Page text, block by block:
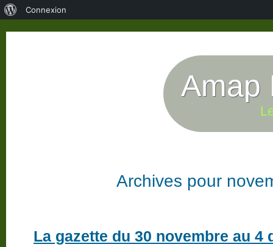
Amap
Archives pour
La gazette du 30 novembre au 4
Connexion